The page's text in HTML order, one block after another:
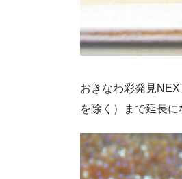
おきなわ彩発見
を除く）まで延長